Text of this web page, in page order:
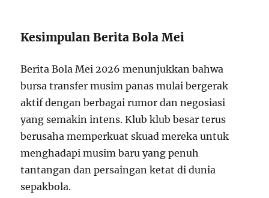
Kesimpulan Berita Bola Mei
Berita Bola Mei 2026 menunjukkan bahwa
bursa transfer musim panas mulai bergerak
aktif dengan berbagai rumor dan negosiasi
yang semakin intens. Klub klub besar terus
berusaha memperkuat skuad mereka untuk
menghadapi musim baru yang penuh
tantangan dan persaingan ketat di dunia
sepakbola.